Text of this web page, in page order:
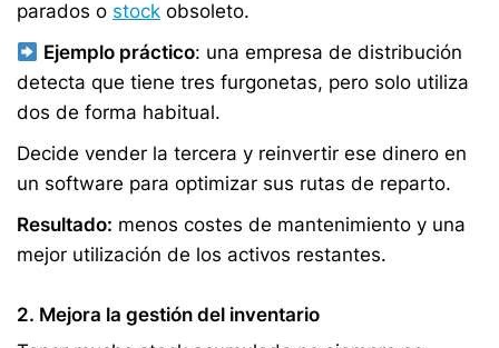
parados o stock obsoleto.
Ejemplo práctico: una empresa de distribución
detecta que tiene tres furgonetas, pero solo utiliza
dos de forma habitual.
Decide vender la tercera y reinvertir ese dinero en
un software para optimizar sus rutas de reparto.
Resultado: menos costes de mantenimiento y una
mejor utilización de los activos restantes.
2. Mejora la gestión del inventario